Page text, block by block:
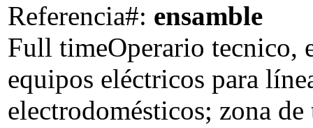
Referencia#: ensamble
Full timeOperario tecnico,
equipos eléctricos para
electrodomésticos; zona